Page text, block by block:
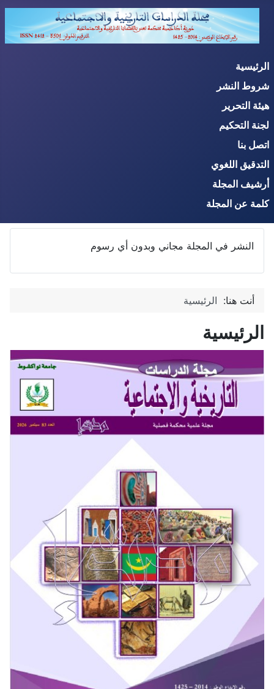
الرئيسية
شروط النشر
هيئة التحرير
لجنة التحكيم
اتصل بنا
التدقيق اللغوي
أرشيف المجلة
كلمة عن المجلة
النشر في المجلة مجاني وبدون أي رسوم
أنت هنا: الرئيسية
الرئيسية